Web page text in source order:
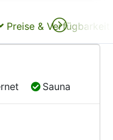
Preise & Verfügbarkeit
Sauna
Sauna